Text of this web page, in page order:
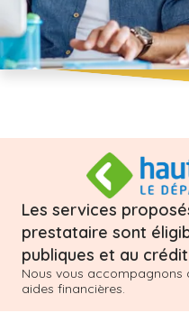
Les services
prestataire sont
publiques et au crédit
Nous vous accompagnons
aides financières.